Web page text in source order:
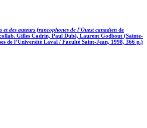
et des auteurs francophones de l’Ouest canadien de
Gilles Cadrin, Paul Dubé, Laurent Godbout (Sainte-
de l’Université Laval / Faculté Saint-Jean, 1998, 366 p.)